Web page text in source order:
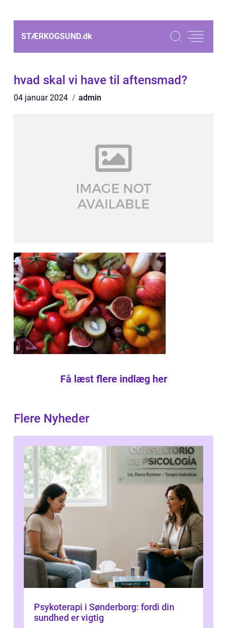
STÆRKOGSUND.dk
hvad skal vi have til aftensmad?
04 januar 2024 admin
Få læst flere indlæg her
Flere Nyheder
Psykoterapi i Sønderborg: fordi din
sundhed er vigtig